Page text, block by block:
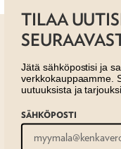
TILAA
Jätä sähköpostisi ja
verkkokauppaamme.
uutuuksista ja
SÄHKÖPOSTI